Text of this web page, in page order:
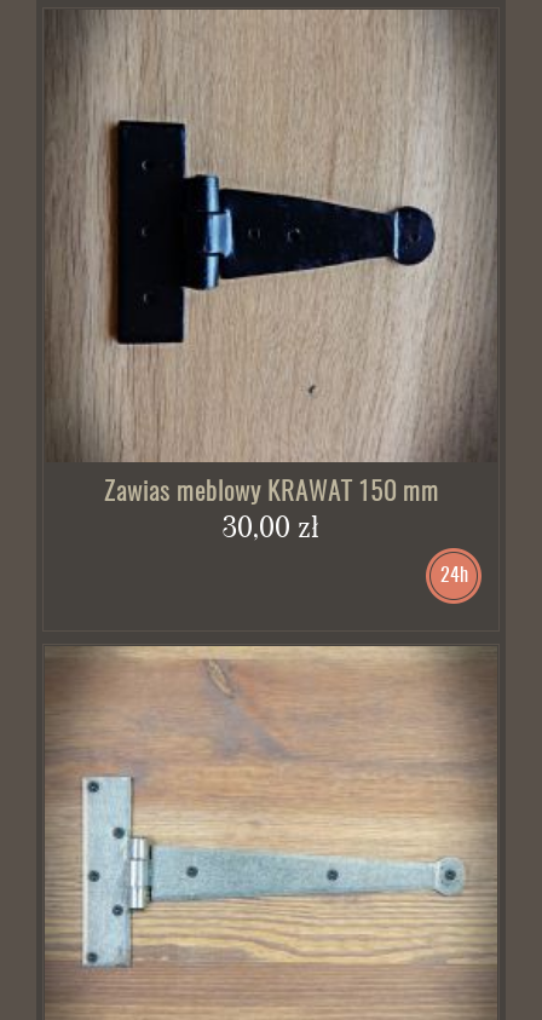
Zawias meblowy KRAWAT 150 mm
30,00 zł
24h